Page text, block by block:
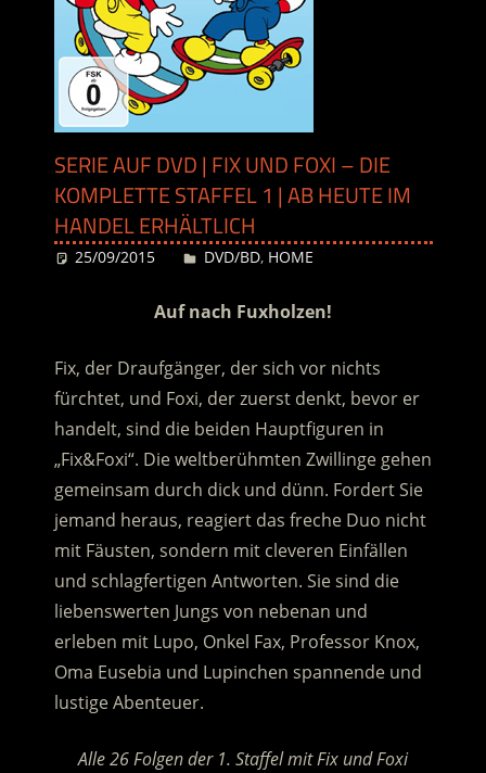
SERIE AUF DVD | FIX UND FOXI – DIE
KOMPLETTE STAFFEL 1 | AB HEUTE IM
HANDEL ERHÄLTLICH
25/09/2015 Desiree
DVD/BD, HOME
Auf nach Fuxholzen!
Fix, der Draufgänger, der sich vor nichts
fürchtet, und Foxi, der zuerst denkt, bevor er
handelt, sind die beiden Hauptfiguren in
„Fix&Foxi“. Die weltberühmten Zwillinge gehen
gemeinsam durch dick und dünn. Fordert Sie
jemand heraus, reagiert das freche Duo nicht
mit Fäusten, sondern mit cleveren Einfällen
und schlagfertigen Antworten. Sie sind die
liebenswerten Jungs von nebenan und
erleben mit Lupo, Onkel Fax, Professor Knox,
Oma Eusebia und Lupinchen spannende und
lustige Abenteuer.
Alle 26 Folgen der 1. Staffel mit Fix und Foxi